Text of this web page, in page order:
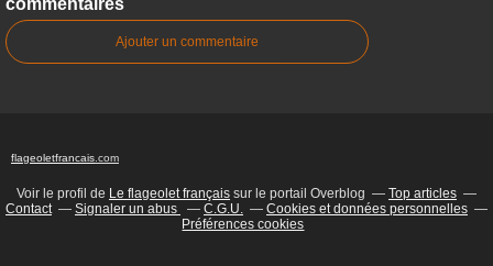
Ajouter un commentaire
flageoletfrancais .com
Voir le profil de Le flageolet français sur le portail Overblog
Top articles
Contact
Signaler un abus C.G.U.
Cookies et données personnelles
Préférences cookies